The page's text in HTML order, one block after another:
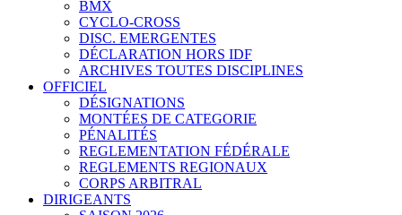
BMX
CYCLO-CROSS
DISC. EMERGENTES
DÉCLARATION HORS IDF
ARCHIVES TOUTES DISCIPLINES
OFFICIEL
DÉSIGNATIONS
MONTÉES DE CATEGORIE
PÉNALITÉS
REGLEMENTATION FÉDÉRALE
REGLEMENTS REGIONAUX
CORPS ARBITRAL
DIRIGEANTS